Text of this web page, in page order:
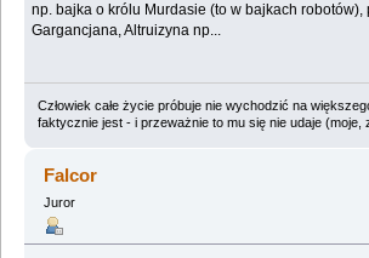
np. bajka o królu Murdasie (to w bajkach robotów),
Gargancjana, Altruizyna np...
Człowiek całe życie próbuje nie wychodzić na
faktycznie jest - i przeważnie to mu się nie udaje (moje,
Falcor
Juror